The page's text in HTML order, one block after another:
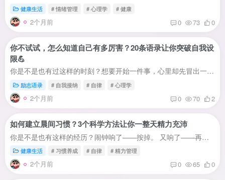
健康生活 # 情绪管理 # 心理学 # 健康
2个月前 0 73 0
你不试试，怎么知道自己有多厉害？20条语录让你突破自我设
限💪
你是不是也有过这样的时刻？想要开始一件事，心里却先冒出一百个「不行」：我想做自媒体，但是「我没有才华」； 我想换工作，但是「我没有经验」； 我想创业，但是「我没有资源」； 我想学英语...
励志语录 # 自我接纳 # 自律 # 心理学
2个月前 0 70 2
如何建立晨间习惯？3个科学方法让你一整天精力充沛
你是不是也有这样的经历？闹钟响了——按掉。 又响了——再按掉。 第五次响起时，猛然惊醒，一看时间已经晚了30分钟。慌乱中爬起来，洗漱敷衍了事，早餐来不及吃，出门时狼狈不堪。到了公司，一...
健康生活 # 习惯养成 # 自律 # 精力管理
2个月前 0 65 0